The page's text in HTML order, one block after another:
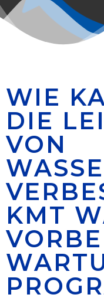
WIE
DIE
VON
KMT